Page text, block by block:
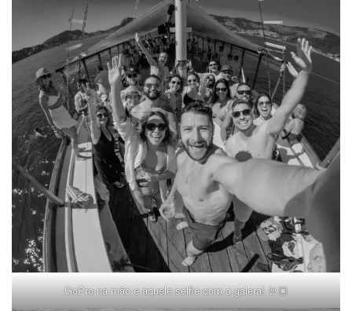
GoPro na mão e aquele selfie com a galera! 🤘🏽